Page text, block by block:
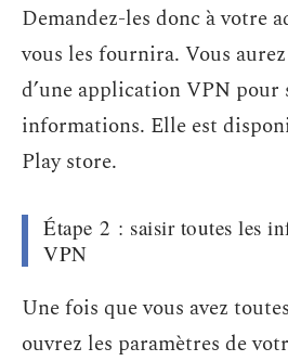
Demandez-les donc à votre
vous les fournira. Vous
d’une application VPN pour
informations. Elle est
Play store.
Étape 2 : saisir toutes les
VPN
Une fois que vous avez
ouvrez les paramètres de